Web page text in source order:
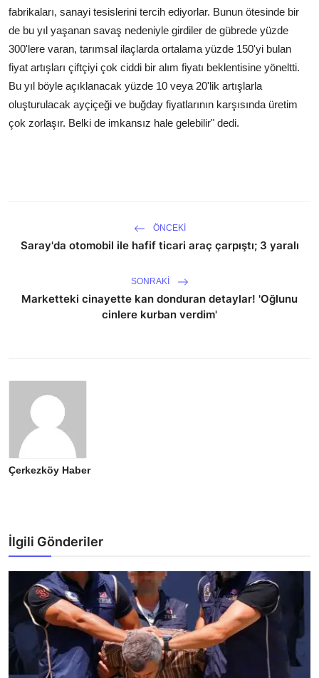
fabrikaları, sanayi tesislerini tercih ediyorlar. Bunun ötesinde bir
de bu yıl yaşanan savaş nedeniyle girdiler de gübrede yüzde
300'lere varan, tarımsal ilaçlarda ortalama yüzde 150'yi bulan
fiyat artışları çiftçiyi çok ciddi bir alım fiyatı beklentisine yöneltti.
Bu yıl böyle açıklanacak yüzde 10 veya 20'lik artışlarla
oluşturulacak ayçiçeği ve buğday fiyatlarının karşısında üretim
çok zorlaşır. Belki de imkansız hale gelebilir" dedi.
ÖNCEKI
Saray'da otomobil ile hafif ticari araç çarpıştı; 3 yaralı
SONRAKI
Marketteki cinayette kan donduran detaylar! 'Oğlunu
cinlere kurban verdim'
Çerkezköy Haber
İlgili Gönderiler